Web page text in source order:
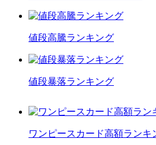
値段高騰ランキング
値段暴落ランキング
ワンピースカード高額ランキ